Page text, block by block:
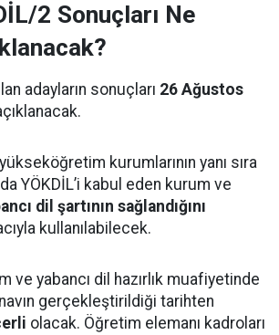
2 Sonuçları Ne
adayların sonuçları 26 Ağustos
kurumlarının yanı sıra
YÖKDİL’i kabul eden kurum ve
dil şartının sağlandığını
kullanılabilecek.
ve yabancı dil hazırlık muafiyetinde
gerçekleştirildiği tarihten
olacak. Öğretim elemanı kadroları